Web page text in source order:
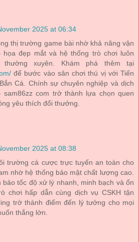
2025 at 06:34
thị trường game bài nhờ khả năng vận
họa đẹp mắt và hệ thống trò chơi luôn
xuyên. Khám phá thêm tại
để bước vào sân chơi thú vị với Tiến
Cá. Chính sự chuyên nghiệp và dịch
com trở thành lựa chọn quen
yêu thích đổi thưởng.
2025 at 08:38
trường cá cược trực tuyến an toàn cho
nhờ hệ thống bảo mật chất lượng cao.
bảo tốc độ xử lý nhanh, minh bạch và ổn
chơi hấp dẫn cùng dịch vụ CSKH tận
trở thành điểm đến lý tưởng cho mọi
thắng lớn.